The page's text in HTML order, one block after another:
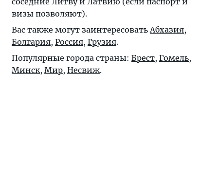
визы позволяют).
Вас также могут заинтересоватьАбхазия,
Болгария, Россия, Грузия.
Популярные города страны: Брест, Гомель,
Минск, Мир, Несвиж.